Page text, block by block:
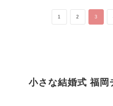
1 2 3
小さな結婚式 福岡